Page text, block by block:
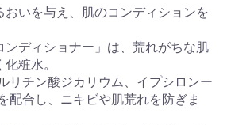
いを与え、肌のコンディションを
ンディショナー」は、荒れがちな肌
粧水。
リチン酸ジカリウム、イプシロンー
配合し、ニキビや肌荒れを防ぎま